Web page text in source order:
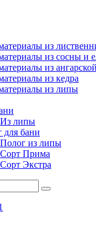
из
из сосны и
из
из кедра
из липы
Из липы
для бани
Полог из липы
Сорт Прима
Сорт Экстра